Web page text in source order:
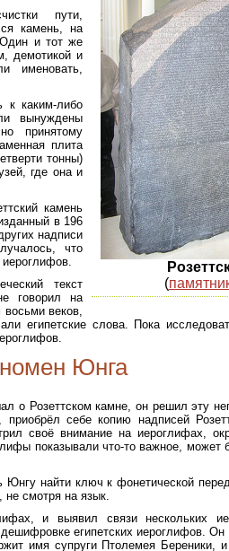
(
пути,
камень, на
и тот же
демотикой и
именовать,
к каким-либо
вынуждены
принятому
плита
тонны)
где она и
камень
в 196
надписи
что
иероглифов.
текст
говорил на
восьми веков,
египетские слова. Пока
Юнга
о Розеттском камне, он решил эту
себе копию надписей
своё внимание на иероглифах,
показывали что-то важное,
найти ключ к фонетической
смотря на язык.
и выявил связи нескольких
египетских иероглифов.
имя супруги Птолемея Береники,